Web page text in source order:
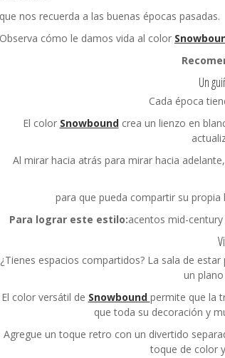
que nos recuerda a las buenas épocas pasadas.
Observa cómo le damos vida al color
Un
Cada época
El color Snowboundcrea un lienzo en
Al mirar hacia atrás para mirar hacia
para que pueda compartir su
Para lograr este estilo:acentos mid-
¿Tienes espacios compartidos? La sala de
un
El color versátil de Snowbound permite que la
que toda su decoración y
Agregue un toque retro con un divertido
toque de color